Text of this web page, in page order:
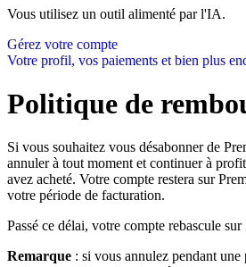
Vous utilisez un outil alimenté par l'IA.
Gérez votre compte
Votre profil, vos paiements et bien plus
Politique de
Si vous souhaitez vous désabonner de
annuler à tout moment et continuer à
avez acheté. Votre compte restera sur
votre période de facturation.
Passé ce délai, votre compte rebascule
Remarque : si vous annulez pendant une